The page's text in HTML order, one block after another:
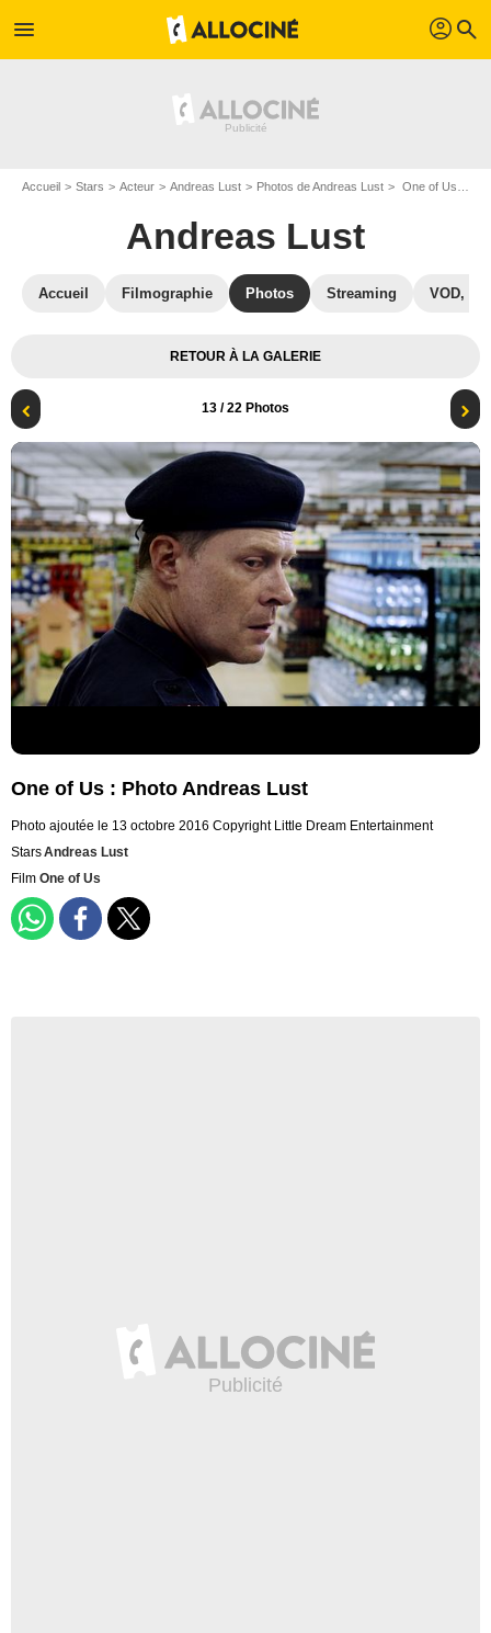
menu profil search
Accueil Stars Acteur Andreas Lust Photos de Andreas Lust One of Us : Photo Andreas Lust
Andreas Lust
Accueil Filmographie Photos Streaming VOD,
RETOUR À LA GALERIE
13 / 22 Photos
One of Us : Photo Andreas Lust
Photo ajoutée le 13 octobre 2016 Copyright Little Dream Entertainment
StarsAndreas Lust
Film One of Us